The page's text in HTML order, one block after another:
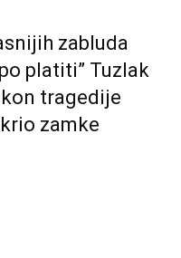
zabluda
platiti” Tuzlak
tragedije
zamke